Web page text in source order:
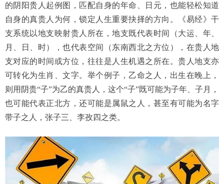
的阴阳贵人起例图，匹配自身的年命、日元，也能轻松知道
自身的真贵人为何，锁定人生重要抉择的方向。《易经》干
支系统以地支映射贵人所在，地支既代表时间（大运、年、
月、日、时），也代表空间（东南西北之方位），在贵人地
支对应的时间或方位，往往是人生机遇之所在。贵人地支亦
可转化为生肖、文字。举个例子，乙命之人，出生在晚上，
则用阴贵“子”为乙的真贵人，这个“子”既可能为子年、子月，
也可能代表正北方，还可能是属鼠之人，甚至有可能为名字
带子之人，张子三、李孜四之类。